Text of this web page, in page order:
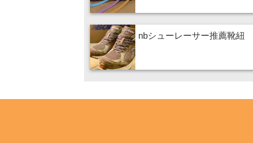
nbシューレーサー推薦靴紐